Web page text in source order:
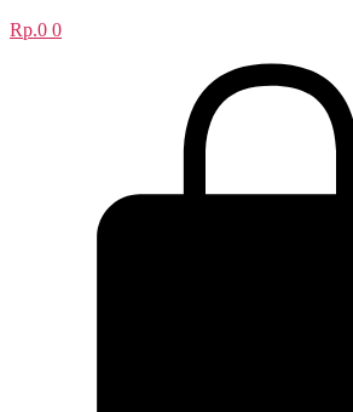
Rp.0 0